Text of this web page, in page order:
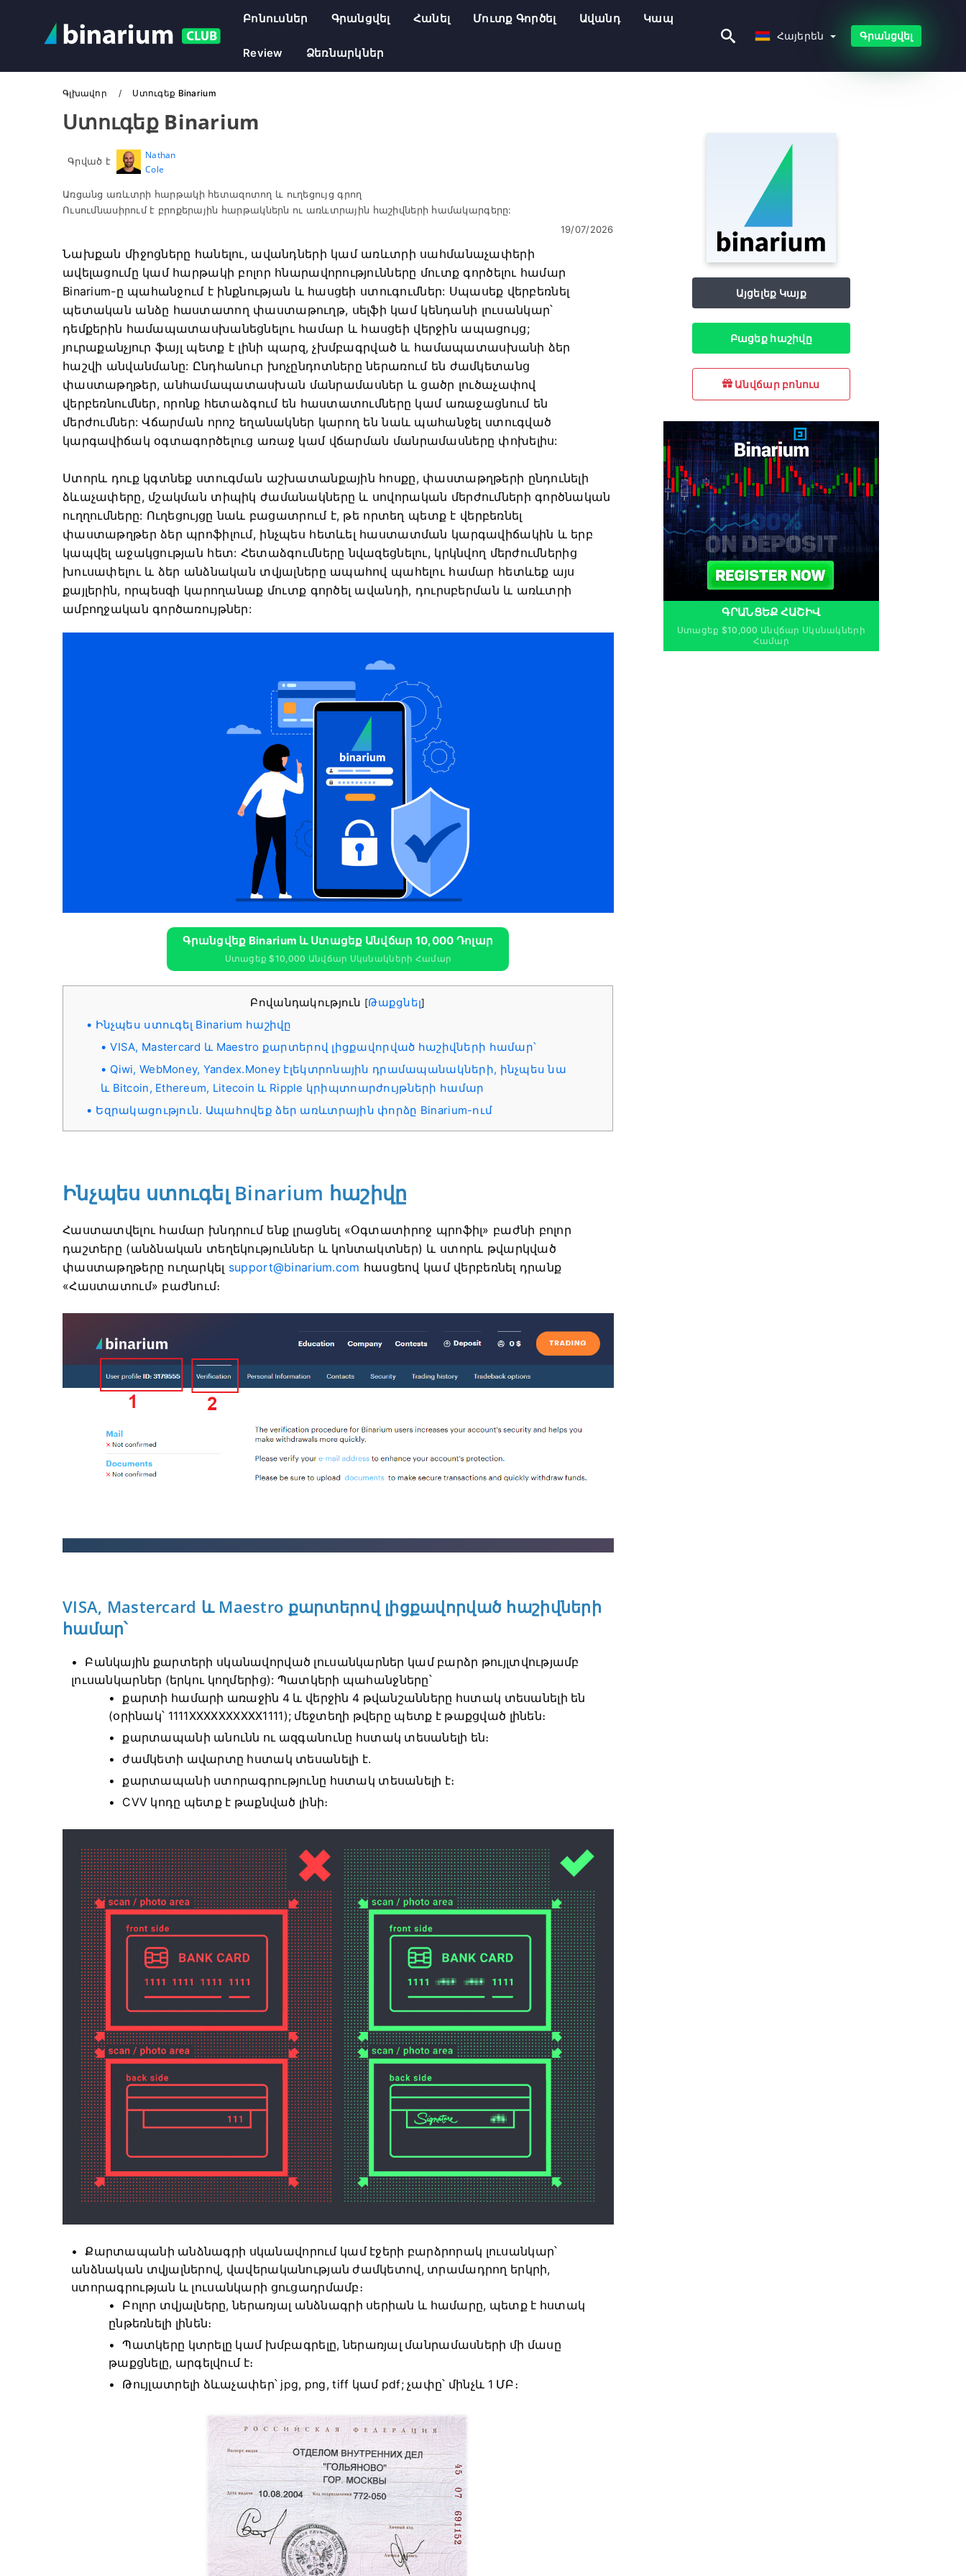
Բոնուսներ Գրանցվել Հանել Մուտք Գործել Ավանդ Կապ
Review Ձեռնարկներ
Հայերեն Գրանցվել
Գլխավոր Ստուգեք Binarium
Ստուգեք Binarium
Գրված է
Nathan
Cole
Առցանց առևտրի հարթակի հետազոտող և ուղեցույց գրող
Ուսումնասիրում է բրոքերային հարթակներն ու առևտրային հաշիվների համակարգերը:
19/07/2026
Նախքան միջոցները հանելու, ավանդների կամ առևտրի սահմանաչափերի
ավելացումը կամ հարթակի բոլոր հնարավորությունները մուտք գործելու համար
Binarium-ը պահանջում է ինքնության և հասցեի ստուգումներ: Սպասեք վերբեռնել
պետական ​​անձը հաստատող փաստաթուղթ, սելֆի կամ կենդանի լուսանկար՝
դեմքերին համապատասխանեցնելու համար և հասցեի վերջին ապացույց;
յուրաքանչյուր ֆայլ պետք է լինի պարզ, չխմբագրված և համապատասխանի ձեր
հաշվի անվանմանը: Ընդհանուր խոչընդոտները ներառում են ժամկետանց
փաստաթղթեր, անհամապատասխան մանրամասներ և ցածր լուծաչափով
վերբեռնումներ, որոնք հետաձգում են հաստատումները կամ առաջացնում են
մերժումներ: Վճարման որոշ եղանակներ կարող են նաև պահանջել ստուգված
կարգավիճակ օգտագործելուց առաջ կամ վճարման մանրամասները փոխելիս:
Ստորև դուք կգտնեք ստուգման աշխատանքային հոսքը, փաստաթղթերի ընդունելի
ձևաչափերը, մշակման տիպիկ ժամանակները և սովորական մերժումների գործնական
ուղղումները: Ուղեցույցը նաև բացատրում է, թե որտեղ պետք է վերբեռնել
փաստաթղթեր ձեր պրոֆիլում, ինչպես հետևել հաստատման կարգավիճակին և երբ
կապվել աջակցության հետ: Հետաձգումները նվազեցնելու, կրկնվող մերժումներից
խուսափելու և ձեր անձնական տվյալները ապահով պահելու համար հետևեք այս
քայլերին, որպեսզի կարողանաք մուտք գործել ավանդի, դուրսբերման և առևտրի
ամբողջական գործառույթներ:
Գրանցվեք Binarium ԵՒ Ստացեք Անվճար 10,000 Դոլար
Ստացեք $10,000 Անվճար Սկսնակների Համար
Բովանդակություն [Թաքցնել]
Ինչպես ստուգել Binarium հաշիվը
VISA, Mastercard և Maestro քարտերով լիցքավորված հաշիվների համար՝
Qiwi, WebMoney, Yandex.Money էլեկտրոնային դրամապանակների, ինչպես նա
և Bitcoin, Ethereum, Litecoin և Ripple կրիպտոարժույթների համար
Եզրակացություն. Ապահովեք ձեր առևտրային փորձը Binarium-ում
Ինչպես ստուգել Binarium հաշիվը
Հաստատվելու համար խնդրում ենք լրացնել «Օգտատիրոջ պրոֆիլ» բաժնի բոլոր
դաշտերը (անձնական տեղեկություններ և կոնտակտներ) և ստորև թվարկված
փաստաթղթերը ուղարկել support@binarium.com հասցեով կամ վերբեռնել դրանք
«Հաստատում» բաժնում։
VISA, Mastercard և Maestro քարտերով լիցքավորված հաշիվների
համար՝
Բանկային քարտերի սկանավորված լուսանկարներ կամ բարձր թույլտվությամբ
լուսանկարներ (երկու կողմերից): Պատկերի պահանջները՝
քարտի համարի առաջին 4 և վերջին 4 թվանշանները հստակ տեսանելի են
(օրինակ՝ 1111XXXXXXXXXX1111); մեջտեղի թվերը պետք է թաքցված լինեն։
քարտապանի անունն ու ազգանունը հստակ տեսանելի են։
ժամկետի ավարտը հստակ տեսանելի է.
քարտապանի ստորագրությունը հստակ տեսանելի է։
CVV կոդը պետք է թաքնված լինի։
Քարտապանի անձնագրի սկանավորում կամ էջերի բարձրորակ լուսանկար՝
անձնական տվյալներով, վավերականության ժամկետով, տրամադրող երկրի,
ստորագրության և լուսանկարի ցուցադրմամբ։
Բոլոր տվյալները, ներառյալ անձնագրի սերիան և համարը, պետք է հստակ
ընթեռնելի լինեն։
Պատկերը կտրելը կամ խմբագրելը, ներառյալ մանրամասների մի մասը
թաքցնելը, արգելվում է։
Թույլատրելի ձևաչափեր՝ jpg, png, tiff կամ pdf; չափը՝ մինչև 1 ՄԲ։
Այցելեք Կայք
Բացեք հաշիվը
Անվճար բոնուս
ԳՐԱՆՑԵՔ ՀԱՇԻՎ
Ստացեք $10,000 Անվճար Սկսնակների
Համար